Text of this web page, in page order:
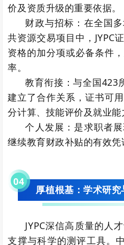
价及资质升级的重要依据。
财政与招标：在全国
共资源交易项目中，JYPC
资格的加分项或必备条件
率。
教育衔接：与全国423
建立了合作关系，证书可
分计算、技能评价及就业能
个人发展：是求职者
继续教育财政补贴的有效凭
04
厚植根基：学术研
JYPC深信高质量的人
支撑与科学的测评工具。